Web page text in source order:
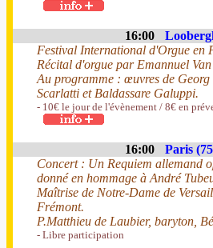
16:00
Festival International d'Orgue en
Récital d'orgue par Emannuel
Au programme : œuvres de
Scarlatti et Baldassare Galuppi.
- 10€ le jour de l'évènement / 8€ en
16:00 Paris
Concert : Un Requiem allemand
donné en hommage à André
Maîtrise de Notre-Dame de
Frémont.
P.Matthieu de Laubier, baryton,
- Libre participation